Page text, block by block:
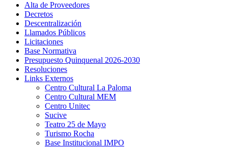
Alta de Proveedores
Decretos
Descentralización
Llamados Públicos
Licitaciones
Base Normativa
Presupuesto Quinquenal 2026-2030
Resoluciones
Links Externos
Centro Cultural La Paloma
Centro Cultural MEM
Centro Unitec
Sucive
Teatro 25 de Mayo
Turismo Rocha
Base Institucional IMPO